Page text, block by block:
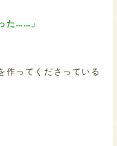
た……」
作ってくださっている